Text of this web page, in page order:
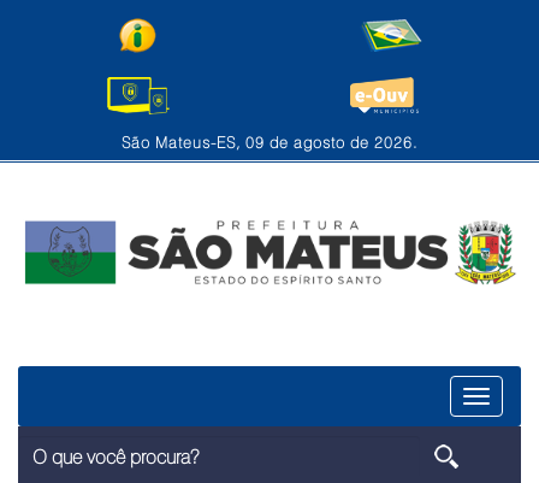
São Mateus-ES, 09 de agosto de 2026.
Menu